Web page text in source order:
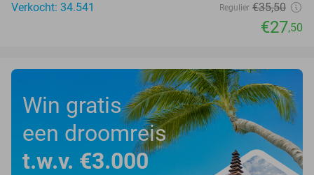
Verkocht: 34.541
Regulier €35,50
€27,50
Win gratis
een droomreis
t.w.v. €3.000